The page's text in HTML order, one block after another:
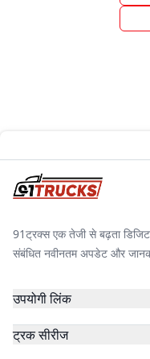
91ट्रक्स एक तेजी से बढ़ता
संबंधित नवीनतम अपडेट और
उपयोगी लिंक
ट्रक सीरीज